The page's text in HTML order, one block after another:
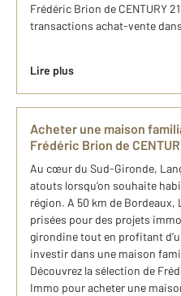
Frédéric Brion de CENTURY
transactions achat-vente
Lire plus
Acheter une maison
Frédéric Brion de
Au cœur du Sud-Gironde,
atouts lorsqu’on souhaite
région. A 50 km de
prisées pour des projets
girondine tout en profitant
investir dans une maison
Découvrez la sélection de
Immo pour acheter une